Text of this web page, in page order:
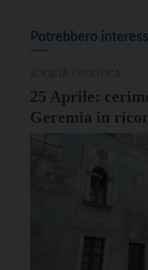
Potrebbero
25 Aprile:
Geremia in
Liberazione